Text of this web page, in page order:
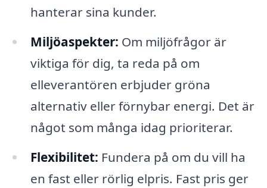
hanterar sina kunder.
Miljöaspekter: Om miljöfrågor är
viktiga för dig, ta reda på om
elleverantören erbjuder gröna
alternativ eller förnybar energi. Det är
något som många idag prioriterar.
Flexibilitet: Fundera på om du vill ha
en fast eller rörlig elpris. Fast pris ger